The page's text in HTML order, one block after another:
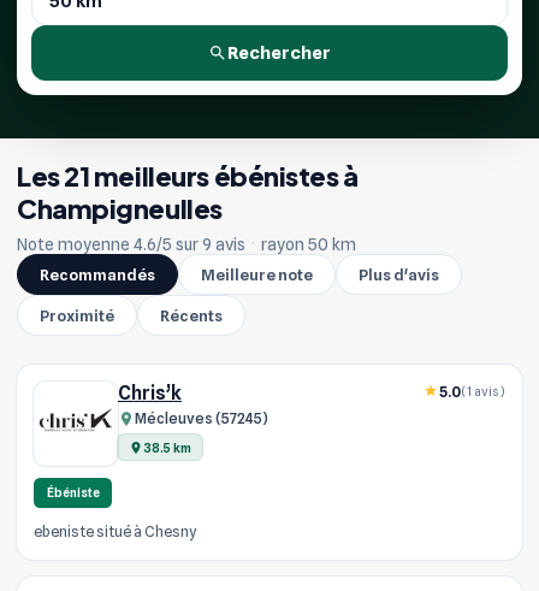
Rechercher
Les 21 meilleurs ébénistes à
Champigneulles
Note moyenne 4.6/5 sur 9 avis · rayon 50 km
Recommandés
Meilleure note Plus d'avis
Proximité Récents
Chris’k
Mécleuves (57245)
38.5 km
5.0(1 avis)
Ébéniste
ebeniste situé à Chesny